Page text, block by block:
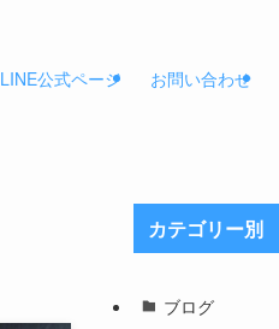
LINE公式ページ お問い合わせ
カテゴリー別
ブログ